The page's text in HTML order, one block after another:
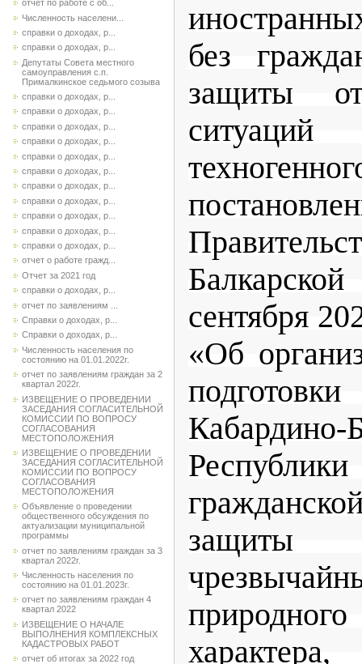
отчет по работе с об...
Численность населени...
справки о доходах, р...
справки о доходах, р...
Депутаты Совета местного
самоуправления с.п.
Прималкинское седьмого созыва
справки о доходах, р...
справки о доходах, р...
справки о доходах, р...
справки о доходах, р...
справки о доходах, р...
справки о доходах, р...
справки о доходах, р...
справки о доходах, р...
справки о доходах, р...
справки о доходах, р...
справки о доходах, р...
отчет о работе гражд...
Отчет за 2021 год
справки о доходах, р...
отчет по заявлениям ...
Справки о доходах, р...
Справки о доходах, р...
Численность населения по
состоянию на 01.01.2022г.
отчет по заявлениям граждан за 2
квартал 2022г.
ИЗВЕЩЕНИЕ О ПРОВЕДЕНИИ
ЗАСЕДАНИЯ СОГЛАСИТЕЛЬНОЙ
КОМИССИИ ПО ВОПРОСУ
СОГЛАСОВАНИЯ
МЕСТОПОЛОЖЕНИЯ
ИЗВЕЩЕНИЕ О ПРОВЕДЕНИИ
ЗАСЕДАНИЯ СОГЛАСИТЕЛЬНОЙ
КОМИССИИ ПО ВОПРОСУ
СОГЛАСОВАНИЯ
МЕСТОПОЛОЖЕНИЯ
Объявление о проведении
общественного обсуждения по
актуализации муниципальной
программы
отчет по заявлениям граждан за 3
квартал 2022г.
Численность населения по
состоянию на 01.01.2023г.
отчет по заявлениям граждан 4
квартал 2022
ИЗВЕЩЕНИЕ О НАЧАЛЕ
ВЫПОЛНЕНИЯ КОМПЛЕКСНЫХ
КАДАСТРОВЫХ РАБОТ
отчет об итогах за 2022 год
без
защиты
сентября
«Об
Кабардино-
защиты